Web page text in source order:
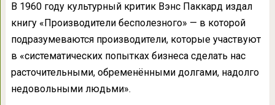
В 1960 году культурный критик Вэнс Паккард издал
книгу «Производители бесполезного» — в которой
подразумеваются производители, которые участвуют
в «систематических попытках бизнеса сделать нас
расточительными, обременёнными долгами, надолго
недовольными людьми».